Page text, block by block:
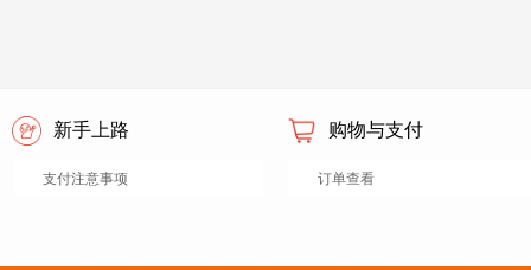
新手上路
支付注意事项
购物与支付
订单查看